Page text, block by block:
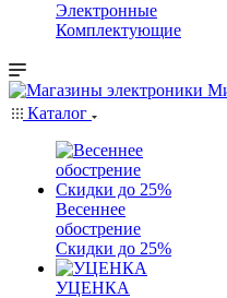
Электронные
Комплектующие
Каталог
Весеннее
обострение
Скидки до 25%
УЦЕНКА